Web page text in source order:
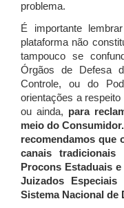
problema.
É importante
plataforma não
tampouco se
Órgãos de Defesa
Controle, ou do
orientações a
ou ainda, para
meio do
recomendamos que
canais
Procons Estaduais
Juizados
Sistema Nacional de